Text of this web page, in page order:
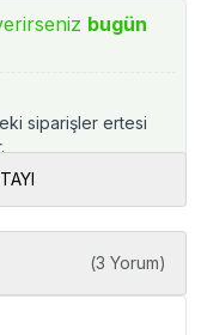
bugün
siparişler ertesi
(3 Yorum)